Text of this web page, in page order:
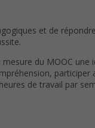
et de
du MOOC une
participer
de travail par